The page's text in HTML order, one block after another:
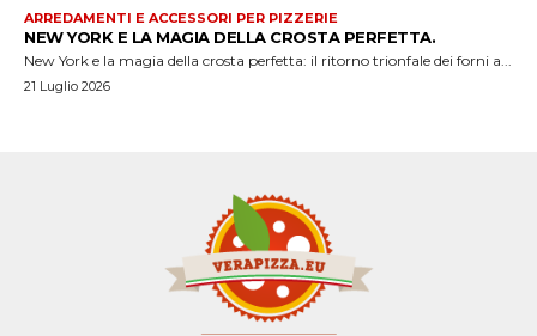
ARREDAMENTI E ACCESSORI PER PIZZERIE
NEW YORK E LA MAGIA DELLA CROSTA PERFETTA.
New York e la magia della crosta perfetta: il ritorno trionfale dei forni a...
21 Luglio 2026